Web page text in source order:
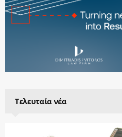
Τελευταία νέα